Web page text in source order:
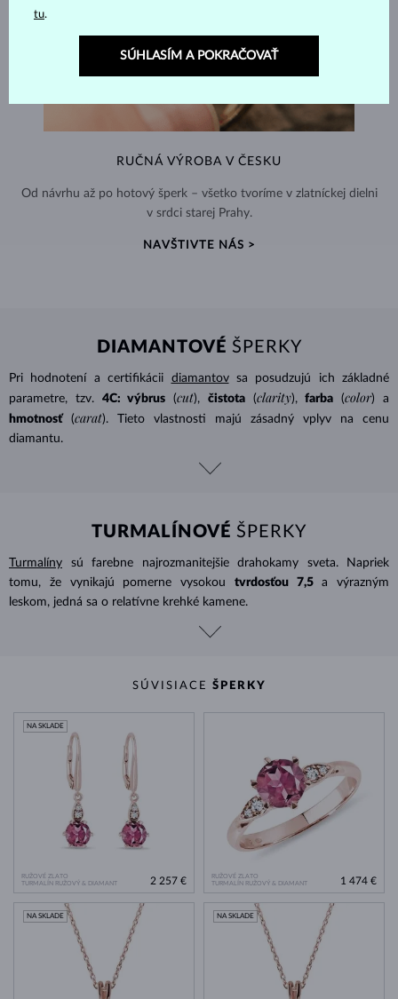
RUČNÁ VÝROBA V ČESKU
Od návrhu až po hotový šperk – všetko tvoríme v zlatníckej dielni
v srdci starej Prahy.
NAVŠTIVTE NÁS >
DIAMANTOVÉ ŠPERKY
Pri hodnotení a certifikácii diamantovsa posudzujú ich základné
parametre, tzv.
4C: výbrus (cut), čistota (clarity), farba (color) a
hmotnosť
(carat). Tieto vlastnosti majú zásadný vplyv na cenu
diamantu.
TURMALÍNOVÉ ŠPERKY
Turmalíny sú farebne najrozmanitejšie drahokamy sveta. Napriek
tomu, že vynikajú pomerne vysokou tvrdosťou 7,5a výrazným
leskom, jedná sa o relatívne krehké kamene.
SÚVISIACE ŠPERKY
RUŽOVÉ ZLATO
TURMALÍN RUŽOVÝ & DIAMANT
NA SKLADE
2 257 €
RUŽOVÉ ZLATO
TURMALÍN RUŽOVÝ & DIAMANT
1 474 €
NA SKLADE NA SKLADE
tu.
SÚHLASÍM A POKRAČOVAŤ